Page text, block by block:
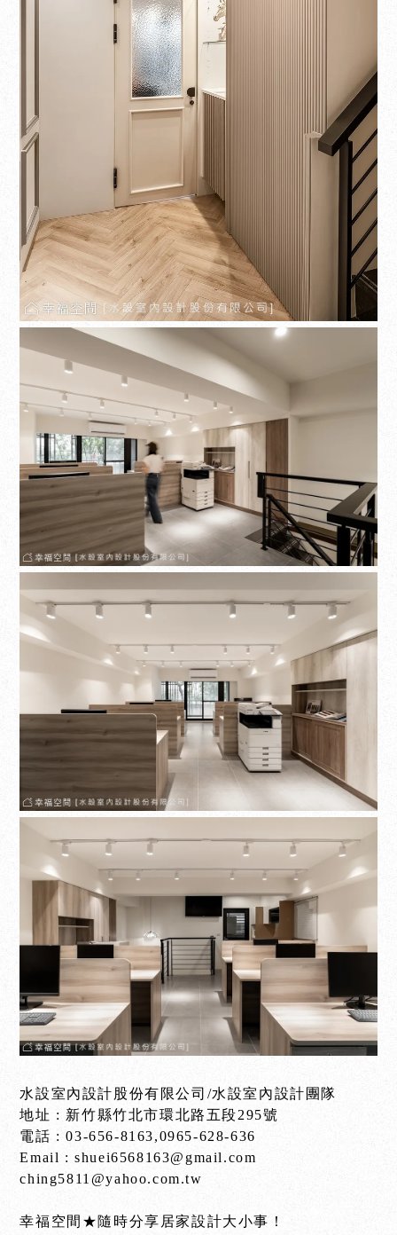
水設室內設計股份有限公司/水設室內設計團隊
地址 : 新竹縣竹北市環北路五段295號
電話 : 03-656-8163,0965-628-636
Email : shuei6568163@gmail.com
ching5811@yahoo.com.tw
幸福空間★隨時分享居家設計大小事！